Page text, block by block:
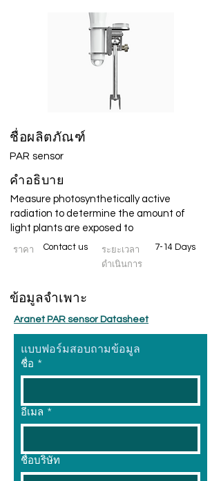
ชื่อผลิตภัณฑ์
PAR sensor
คำอธิบาย
Measure photosynthetically active
radiation to determine the amount of
light plants are exposed to
ราคา Contact us
ระยะเวลา
ดำเนินการ
7-14 Days
ข้อมูลจำเพาะ
Aranet PAR sensor Datasheet
แบบฟอร์มสอบถามข้อมูล
ชื่อ *
อีเมล *
ชื่อบริษัท